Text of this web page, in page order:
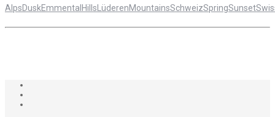
AlpsDuskEmmental Hills LüderenMountainsSchweizSpringSunset